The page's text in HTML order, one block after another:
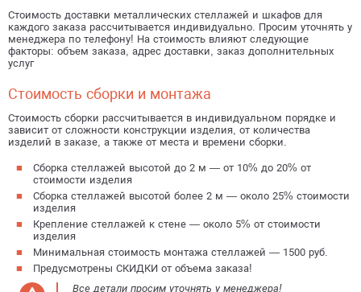
Стоимость доставки металлических стеллажей и шкафов для
каждого заказа рассчитывается индивидуально. Просим уточнять у
менеджера по телефону! На стоимость влияют следующие
факторы: объем заказа, адрес доставки, заказ дополнительных
услуг
Стоимость сборки и монтажа
Стоимость сборки рассчитывается в индивидуальном порядке и
зависит от сложности конструкции изделия, от количества
изделий в заказе, а также от места и времени сборки.
Сборка стеллажей высотой до 2 м — от 10% до 20% от
стоимости изделия
Сборка стеллажей высотой более 2 м — около 25% стоимости
изделия
Крепление стеллажей к стене — около 5% от стоимости
изделия
Минимальная стоимость монтажа стеллажей — 1500 руб.
Предусмотрены СКИДКИ от объема заказа!
Все детали просим уточнять у менеджера!